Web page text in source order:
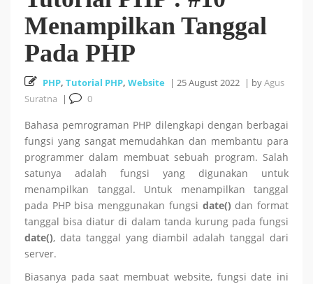
Cara Install HUSTOJ (HUST Online Judge) di Ubuntu
24.04 LTS 26 October 2025
Cara Mencari Jurnal dengan mudah di Publish or Perish
5 October 2025
Tutorial Bahasa R : #5 Visualisasi Data dengan R 18
September 2025
Tutorial Bahasa R : #4 Fungsi dan Kontrol Aliran di R
Menampilkan Tanggal
Pada PHP
PHP, Tutorial PHP, Website | 25 August 2022 | byAgus
Suratna
| 0
Bahasa pemrograman PHP dilengkapi dengan berbagai
fungsi yang sangat memudahkan dan membantu para
programmer dalam membuat sebuah program. Salah
satunya adalah fungsi yang digunakan untuk
menampilkan tanggal. Untuk menampilkan tanggal
pada PHP bisa menggunakan fungsi date() dan format
tanggal bisa diatur di dalam tanda kurung pada fungsi
date(), data tanggal yang diambil adalah tanggal dari
server.
Biasanya pada saat membuat website, fungsi date ini